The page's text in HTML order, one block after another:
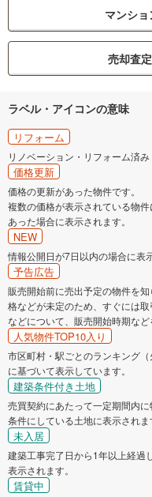
マンシ
売却査
ラベル・アイコンの意味
リフォーム
リノベーション・リフォーム済
価格更新
価格の更新があった物件です。
複数の価格が表示されている物
あった場合に表示されます。
NEW
情報公開日が7日以内の場合に表
予告広告
販売開始前に売出予定の物件を
格などが未定のため、すぐには
などについて、販売開始時期など
人気物件TOP10入り
市区町村・駅ごとのランキング
に基づいて表示しています。
建築条件付き土地
売買契約にあたって一定期間内
条件にしている土地に表示されま
未入居
建築工事完了日から1年以上経過
表示されます。
賃貸中